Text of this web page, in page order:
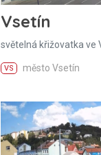
Vsetín
světelná křižovatka ve
VS město Vsetín